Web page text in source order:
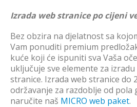
Izrada web stranice po cijeni
Bez obzira na djelatnost sa
Vam ponuditi premium
kuće koji će ispuniti sva Vaša
uključuje sve elemente za
stranice. Izrada web stranice do
održavanje za razdoblje od pola
naručite naš MICRO web paket.